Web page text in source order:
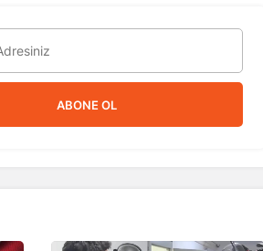
ABONE OL